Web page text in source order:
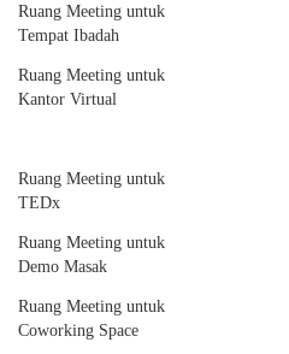
Ruang Meeting untuk
Tempat Ibadah
Ruang Meeting untuk
Kantor Virtual
Ruang Meeting untuk
TEDx
Ruang Meeting untuk
Demo Masak
Ruang Meeting untuk
Coworking Space